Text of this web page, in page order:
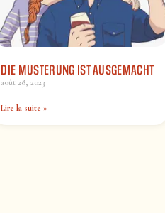
DIE MUSTERUNG IST AUSGEMACHT
août 28, 2023
Lire la suite »